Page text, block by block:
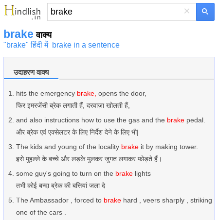
×
brake वाक्य
"brake" हिंदी में brake in a sentence
उदाहरण वाक्य
hits the emergency brake, opens the door,
फिर इमरजेंसी ब्रेक लगाती हैं, दरवाज़ा खोलती हैं,
and also instructions how to use the gas and the brake pedal.
और ब्रेक एवं एक्सेलटर के लिए निर्देश देने के लिए भी|
The kids and young of the locality brake it by making tower.
इसे मुहल्ले के बच्चे और लड़के मुलकर जुगत लगाकर फोड़ते हैं।
some guy's going to turn on the brake lights
तभी कोई बन्दा ब्रेक की बत्तियां जला दे
The Ambassador , forced to brake hard , veers sharply , striking
one of the cars .